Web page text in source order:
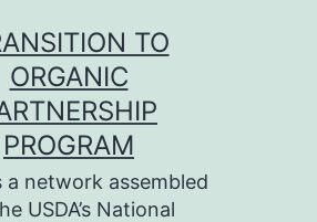
TO
ORGANIC
PROGRAM
a network assembled
USDA’s National